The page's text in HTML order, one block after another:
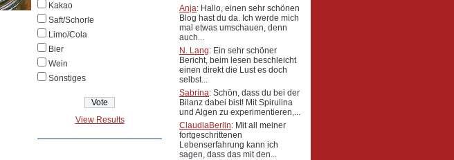
Kakao
Saft/Schorle
Limo/Cola
Bier
Wein
Sonstiges
View Results
Anja: Hallo, einen sehr schönen
Blog hast du da. Ich werde mich
mal etwas umschauen, denn
auch...
N. Lang: Ein sehr schöner
Bericht, beim lesen beschleicht
einen direkt die Lust es doch
selbst...
Sabrina: Schön, dass du bei der
Bilanz dabei bist! Mit Spirulina
und Algen zu experimentieren,...
ClaudiaBerlin: Mit all meiner
fortgeschrittenen
Lebenserfahrung kann ich
sagen, dass das mit den...